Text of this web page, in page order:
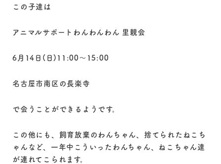
この子達は
アニマルサポートわんわんわん 里親会
6月14日(日)11:00～15:00
名古屋市南区の長楽寺
で会うことができるようです。
この他にも、飼育放棄のわんちゃん、捨てられたねこち
ゃんなど、一年中こういったわんちゃん、ねこちゃん達
が連れてこられます。